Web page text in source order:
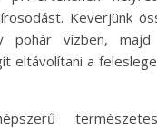
Keverjünk
pohár vízben, majd
eltávolítani a